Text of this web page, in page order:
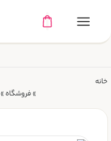
خانه
»فروشگاه»